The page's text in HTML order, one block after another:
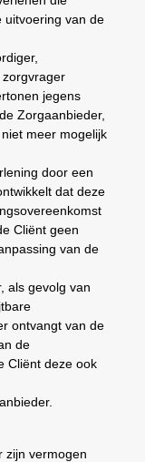
uitvoering van de
jegens
Zorgaanbieder,
meer mogelijk
door een
dat deze
Cliënt geen
van de
als gevolg van
ontvangt van de
de
Cliënt deze ook
zijn vermogen